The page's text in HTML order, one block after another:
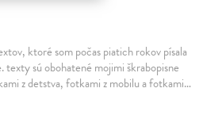
ktoré som počas piatich rokov písala
texty sú obohatené mojimi škrabopisne
z detstva, fotkami z mobilu a fotkami…